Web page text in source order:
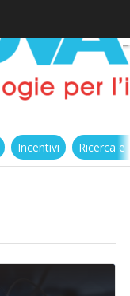
Incentivi Ricerca